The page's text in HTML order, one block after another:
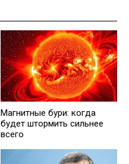
Магнитные бури: когда
будет штормить сильнее
всего